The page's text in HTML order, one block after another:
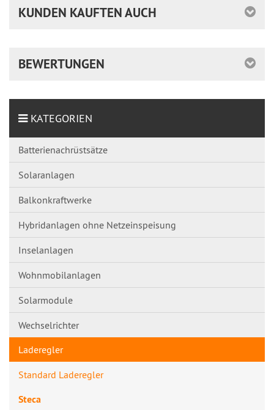
KUNDEN KAUFTEN AUCH
BEWERTUNGEN
KATEGORIEN
Batterienachrüstsätze
Solaranlagen
Balkonkraftwerke
Hybridanlagen ohne Netzeinspeisung
Inselanlagen
Wohnmobilanlagen
Solarmodule
Wechselrichter
Laderegler
Standard Laderegler
Steca